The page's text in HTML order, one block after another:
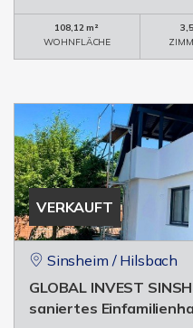
108,12 m²
WOHNFLÄCHE
3,5
VERKAUFT
Sinsheim / Hilsbach
GLOBAL INVEST
saniertes